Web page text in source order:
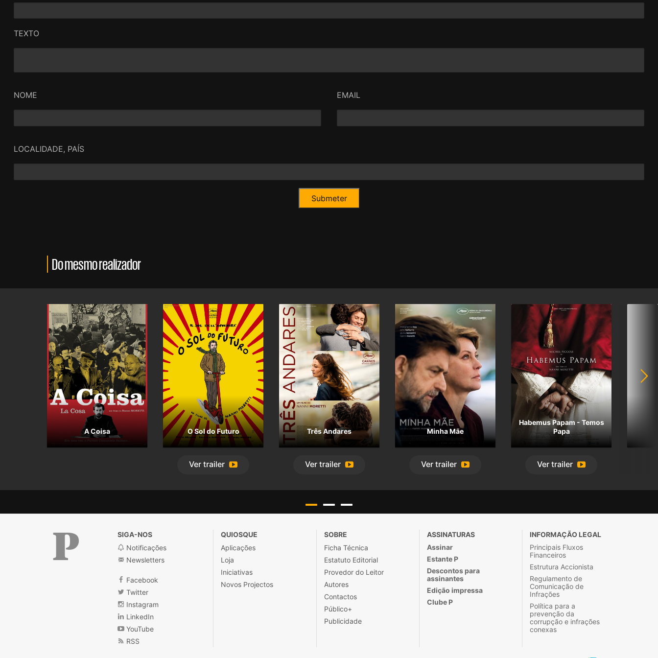
TEXTO
NOME EMAIL
LOCALIDADE, PAÍS
Do mesmo realizador
A Coisa O Sol do Futuro
Ver trailer
Três Andares
Ver trailer
Minha Mãe
Ver trailer
Habemus Papam - Temos
Papa
Ver trailer
Público
SIGA-NOS
Notificações
Newsletters
Facebook
Twitter
Instagram
LinkedIn
YouTube
RSS
QUIOSQUE
Aplicações
Loja
Iniciativas
Novos Projectos
SOBRE
Ficha Técnica
Estatuto Editorial
Provedor do Leitor
Autores
Contactos
Público+
Publicidade
ASSINATURAS
Assinar
Estante P
Descontos para
assinantes
Edição impressa
Clube P
INFORMAÇÃO LEGAL
Principais Fluxos
Financeiros
Estrutura Accionista
Regulamento de
Comunicação de
Infrações
Política para a
prevenção da
corrupção e infrações
conexas